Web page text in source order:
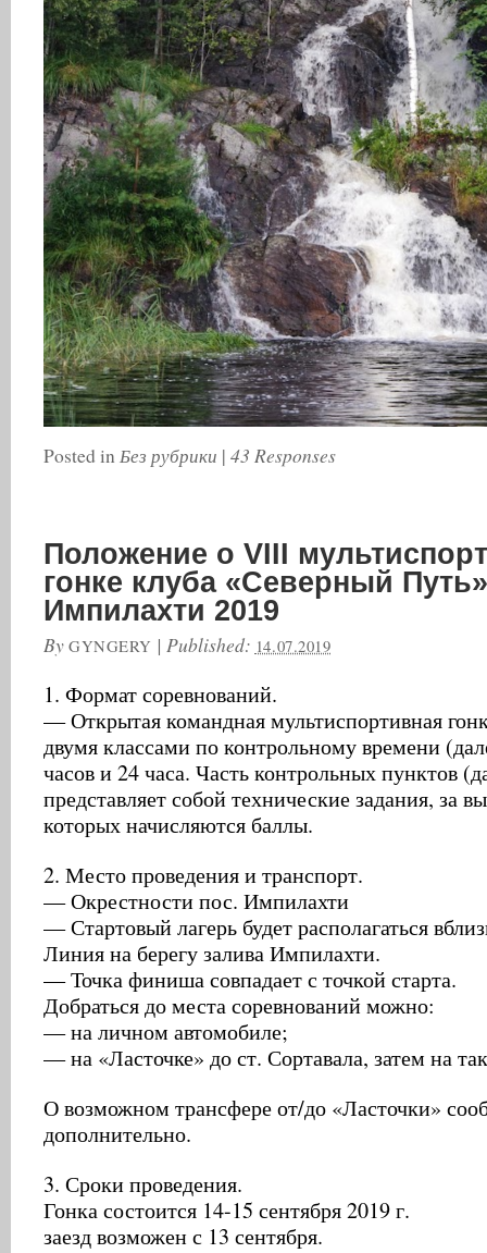
Posted inБез рубрики | 43 Responses
Положение о VIII
гонке клуба «Северный
Импилахти 2019
By GYNGERY | Published: 14.07.2019
1. Формат соревнований.
— Открытая командная мультиспортивная
двумя классами по контрольному времени
часов и 24 часа. Часть контрольных пунктов
представляет собой технические задания, за
которых начисляются баллы.
2. Место проведения и транспорт.
— Окрестности пос. Импилахти
— Стартовый лагерь будет располагаться
Линия на берегу залива Импилахти.
— Точка финиша совпадает с точкой старта.
Добраться до места соревнований можно:
— на личном автомобиле;
— на «Ласточке» до ст. Сортавала, затем на
О возможном трансфере от/до «Ласточки»
дополнительно.
3. Сроки проведения.
Гонка состоится 14-15 сентября 2019 г.
заезд возможен с 13 сентября.